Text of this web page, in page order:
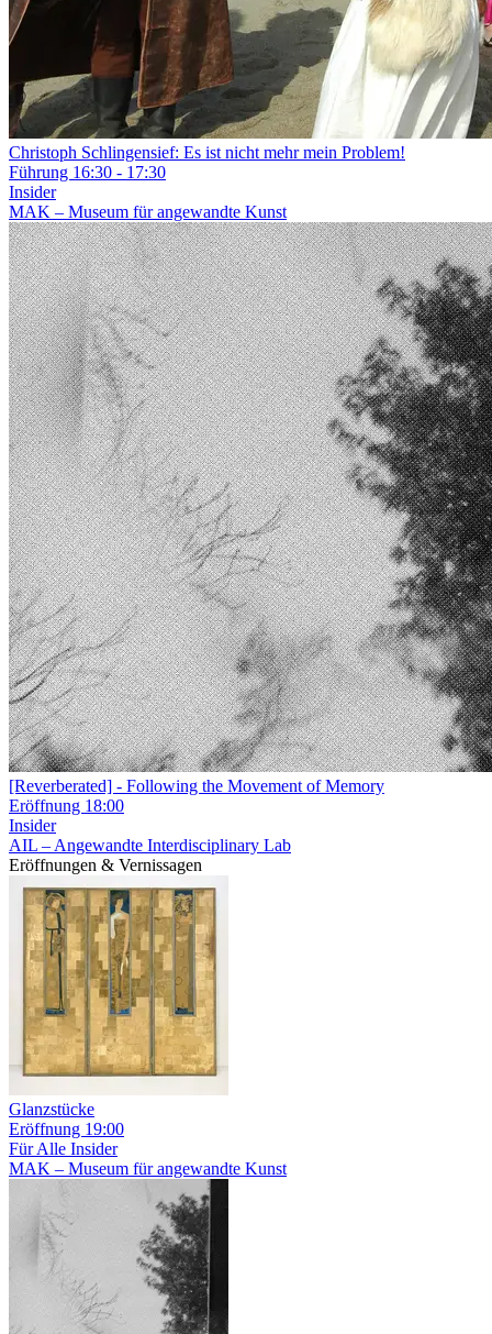
Christoph Schlingensief: Es ist nicht mehr mein Problem!
Führung 16:30 - 17:30
Insider
MAK – Museum für angewandte Kunst
[Reverberated] - Following the Movement of Memory
Eröffnung 18:00
Insider
AIL – Angewandte Interdisciplinary Lab
Eröffnungen & Vernissagen
Glanzstücke
Eröffnung 19:00
Für Alle Insider
MAK – Museum für angewandte Kunst